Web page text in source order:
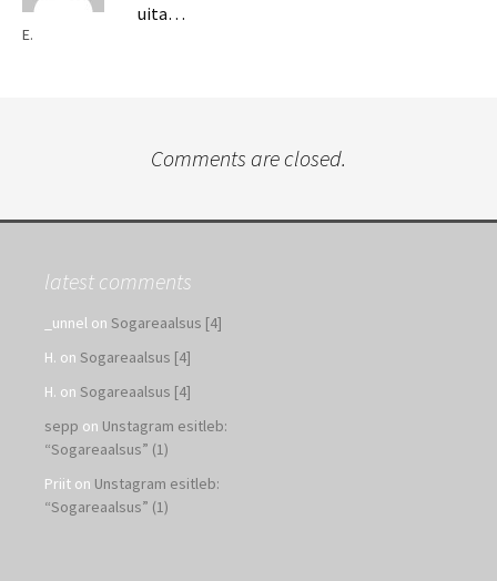
E.
uita…
Comments are closed.
latest comments
_unnel on Sogareaalsus [4]
H. on Sogareaalsus [4]
H. on Sogareaalsus [4]
sepp on Unstagram esitleb:
“Sogareaalsus” (1)
Priit on Unstagram esitleb:
“Sogareaalsus” (1)